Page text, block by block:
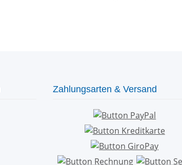
Zahlungsarten & Versand